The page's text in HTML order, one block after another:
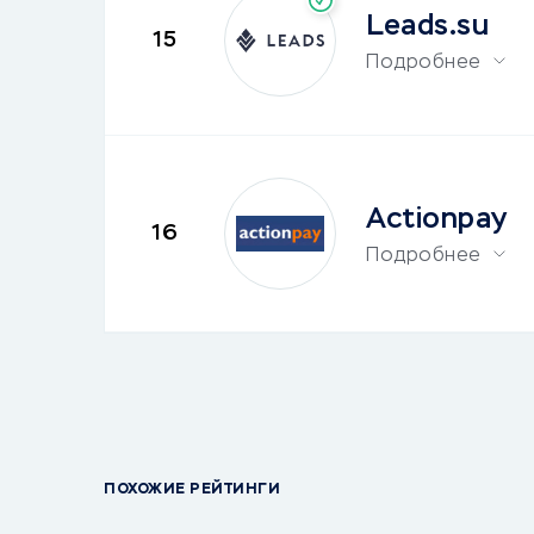
15 Leads.su
Подробнее
16 Actionpay
Подробнее
ПОХОЖИЕ РЕЙТИНГИ